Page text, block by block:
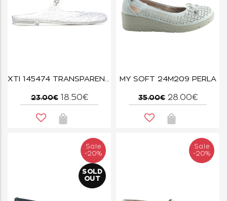
XTI 145474 TRANSPARENTE
23.00€ 18.50€
MY SOFT 24M209 PERLA
35.00€ 28.00€
Sale
-20%
SOLD
OUT
Sale
-20%